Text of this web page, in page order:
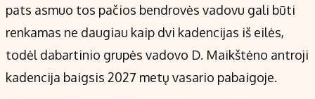
pats asmuo tos pačios bendrovės vadovu gali būti
renkamas ne daugiau kaip dvi kadencijas iš eilės,
todėl dabartinio grupės vadovo D. Maikštėno antroji
kadencija baigsis 2027 metų vasario pabaigoje.